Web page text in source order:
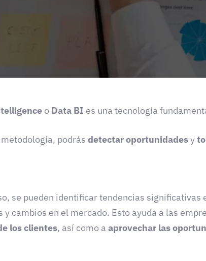
o Data BI es una tecnología
podrás detectar oportunidadesy
se pueden identificar tendencias
y cambios en el mercado. Esto ayuda a las
los clientes, así como a aprovechar las